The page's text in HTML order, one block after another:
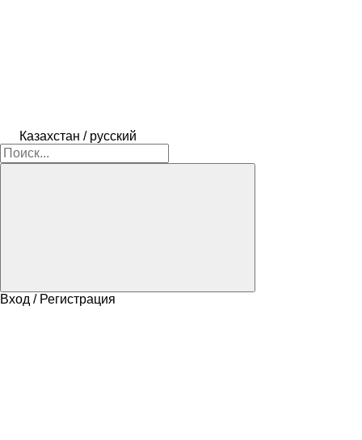
Казахстан / русский
Вход / Регистрация